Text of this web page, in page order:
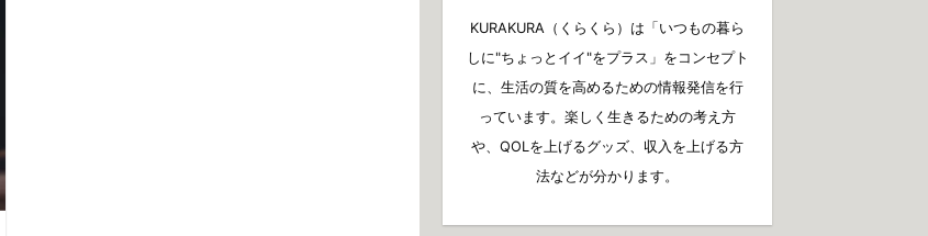
KURAKURA（くらくら）は「いつもの暮ら
しに"ちょっとイイ"をプラス」をコンセプト
に、生活の質を高めるための情報発信を行
っています。楽しく生きるための考え方
や、QOLを上げるグッズ、収入を上げる方
法などが分かります。